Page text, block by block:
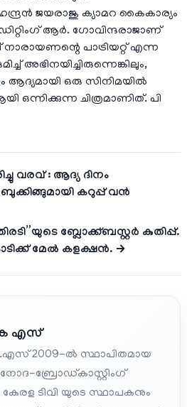
ജയരാജു ക്യാമറ കൈകാര്യം
ആർ. ഗോവിന്ദരാജാണ്
പാട്രിയറ്റ് എന്ന
അഭിനയിച്ചിരുന്നെങ്കിലും,
ഒരു സിനിമയിൽ
ഒന്നിക്കുന്ന ചിത്രമാണിത്. പി
വരവ് : ആദ്യ ദിനം
ബുക്കിങ്ങുമായി കറുപ്പ് വൻ
ബ്ലോക്ക്ബസ്റ്റർ കുതിപ്പ്.
മേൽ കളക്ഷൻ. →
എസ്
2009-ൽ സ്ഥാപിതമായ
ബ്രോഡ്കാസ്റ്റിംഗ്
കേരള ടിവി യുടെ സ്ഥാപകനും